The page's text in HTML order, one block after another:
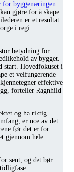
for byggenæringen
gjøre for å skape
er et resultat
i regi
betydning for
av bygget.
start. Hovedfokuset i
et velfungerende
effektive
forteller Ragnhild
og ha riktig
er noe av det
før det er for
gjennom hele
sent, og det bør